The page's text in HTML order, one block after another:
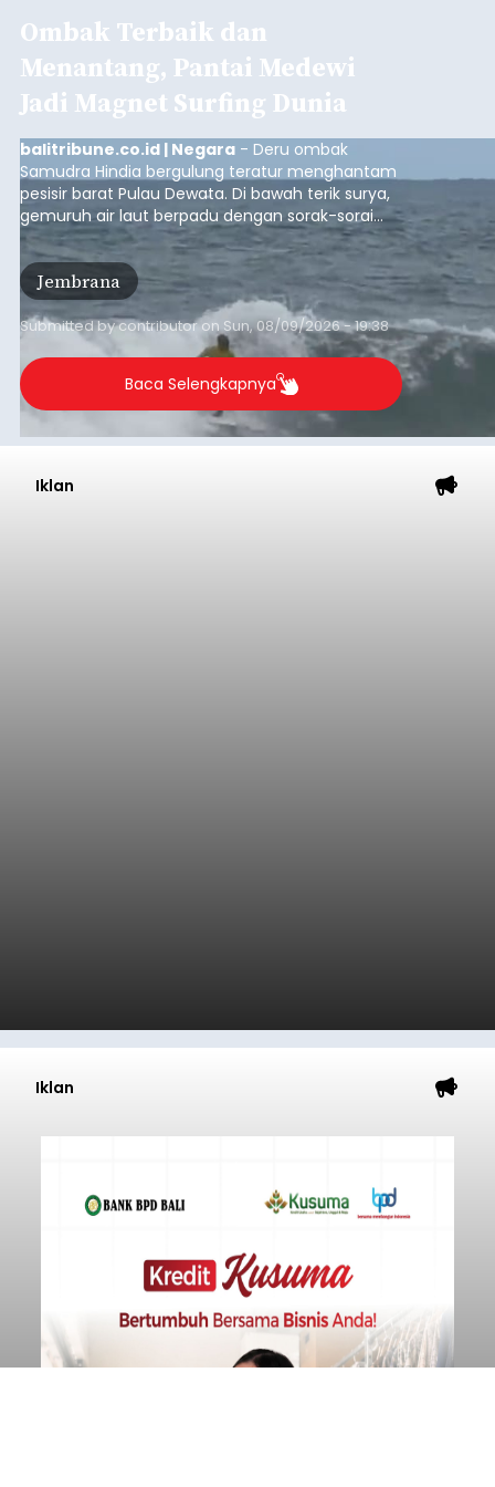
Ombak Terbaik dan
Menantang, Pantai Medewi
Jadi Magnet Surfing Dunia
balitribune.co.id | Negara - Deru ombak
Samudra Hindia bergulung teratur menghantam
pesisir barat Pulau Dewata. Di bawah terik surya,
gemuruh air laut berpadu dengan sorak-sorai
penonton yang memadati Pantai Medewi,
Kecamatan Pekutatan pada Minggu (9/8/2026).
Ratusan peselancar dari berbagai penjuru
nusantara berkompetisi menaklukan ombak
terbaik dan menantang.
Jembrana
Submitted bycontributoron Sun, 08/09/2026 - 19:38
Baca Selengkapnya
Iklan
Iklan